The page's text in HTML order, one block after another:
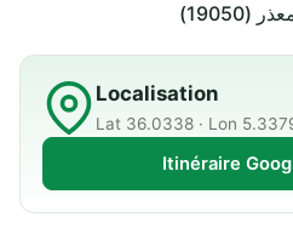
(19050)
Localisation
Lat 36.0338 · Lon
Itinéraire